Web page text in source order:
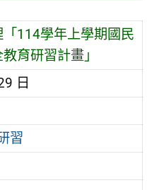
114學年上學期國民
育研習計畫」
日
習